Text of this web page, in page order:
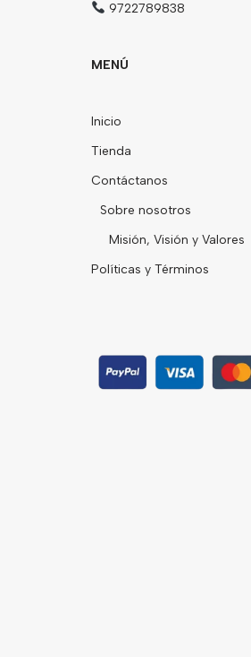
9722789838
MENÚ
Inicio
Tienda
Contáctanos
Sobre nosotros
Misión, Visión y Valores
Políticas y Términos